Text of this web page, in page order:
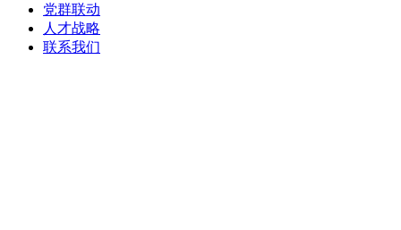
党群联动
人才战略
联系我们